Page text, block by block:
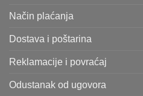
Način plaćanja
Dostava i poštarina
Reklamacije i povraćaj
Odustanak od ugovora